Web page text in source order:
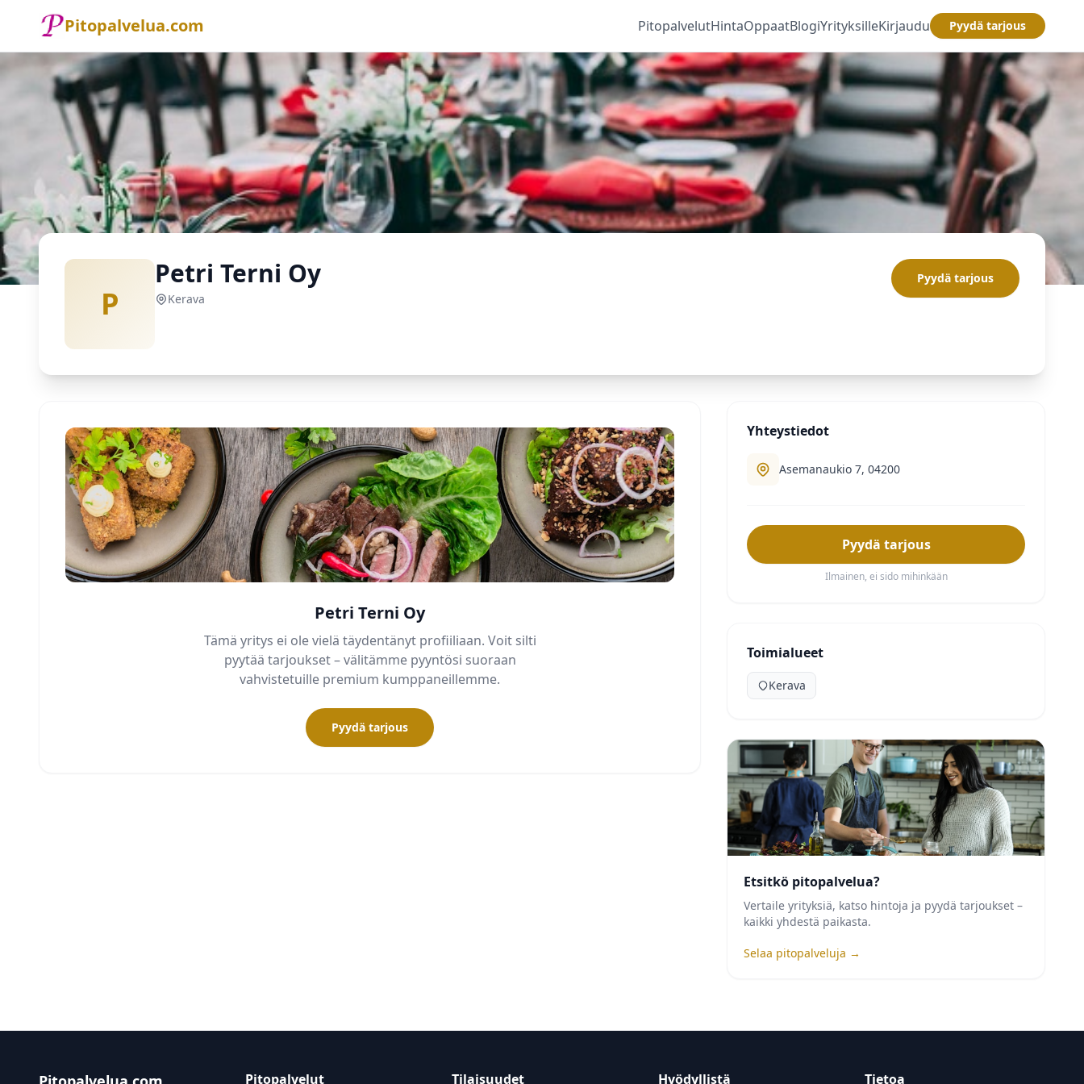
Pitopalvelua.com PitopalvelutHintaOppaatBlogiYrityksilleKirjaudu Pyydä tarjous
P
Petri Terni Oy
Kerava
Pyydä tarjous
Petri Terni Oy
Tämä yritys ei ole vielä täydentänyt profiiliaan. Voit silti
pyytää tarjoukset – välitämme pyyntösi suoraan
vahvistetuille premium kumppaneillemme.
Pyydä tarjous
Yhteystiedot
Asemanaukio 7, 04200
Pyydä tarjous
Ilmainen, ei sido mihinkään
Toimialueet
Kerava
Etsitkö pitopalvelua?
Vertaile yrityksiä, katso hintoja ja pyydä tarjoukset –
kaikki yhdestä paikasta.
Selaa pitopalveluja →
Pitopalvelut Tilaisuudet Hyödyllistä Tietoa